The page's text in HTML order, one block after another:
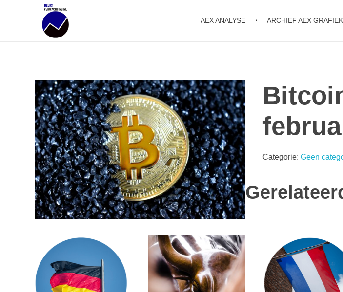
AEX ANALYSE ARCHIEF AEX GRAFIEK
Categorie:Geen